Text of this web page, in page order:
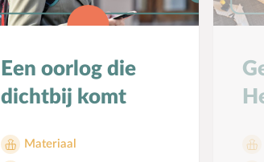
Een oorlog die
dichtbij komt
Materiaal